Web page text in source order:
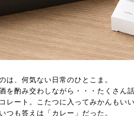
は、何気ない日常のひとこま。
を酌み交わしながら・・・たくさん
レート。こたつに入ってみかんもい
つも答えは「カレー」だった。